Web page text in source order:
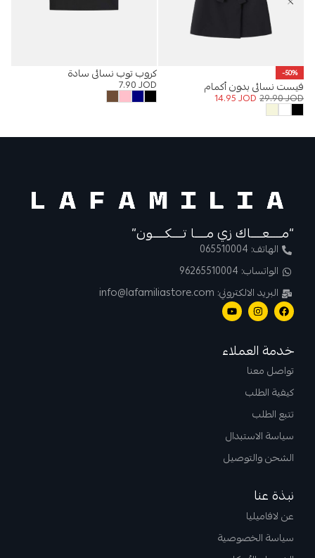
-50%
فيست نسائي بدون أكمام
29.90JOD
14.95JOD
كروب توب نسائي سادة
7.90JOD
“مــــعــــاك زي مــــا تــــكــــون”
الهاتف: 065510004
الواتساب: 96265510004
البريد الالكتروني: info@lafamiliastore.com
خدمة العملاء
تواصل معنا
كيفية الطلب
تتبع الطلب
سياسة الاستبدال
الشحن والتوصيل
نبذة عنا
عن لافاميليا
سياسة الخصوصية